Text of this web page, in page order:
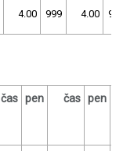
4.00 999 4.00
čas pen čas pen